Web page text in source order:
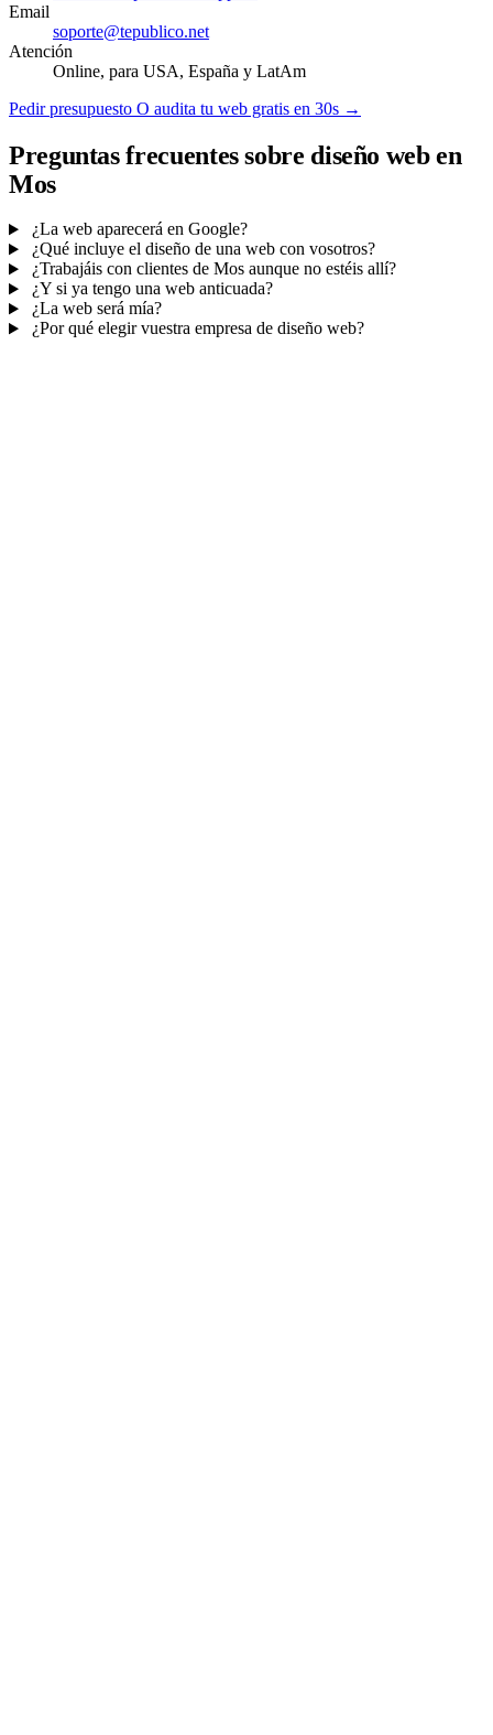
Email
soporte@tepublico.net
Atención
Online, para USA, España y LatAm
Pedir presupuesto O audita tu web gratis en 30s →
Preguntas frecuentes sobre diseño web en
Mos
¿La web aparecerá en Google?
¿Qué incluye el diseño de una web con vosotros?
¿Trabajáis con clientes de Mos aunque no estéis allí?
¿Y si ya tengo una web anticuada?
¿La web será mía?
¿Por qué elegir vuestra empresa de diseño web?